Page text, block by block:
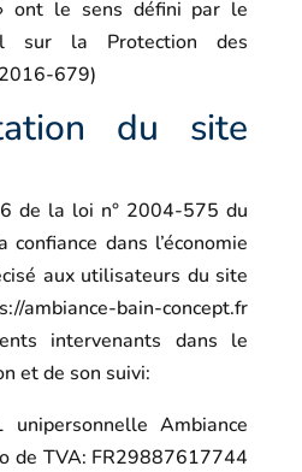
ont le sens défini par le
sur la Protection des
2016-679)
du site
de la loi n° 2004-575 du
dans l’économie
aux utilisateurs du site
ambiance-bain-concept.fr
intervenants dans le
et de son suivi:
unipersonnelle Ambiance
de TVA: FR29887617744